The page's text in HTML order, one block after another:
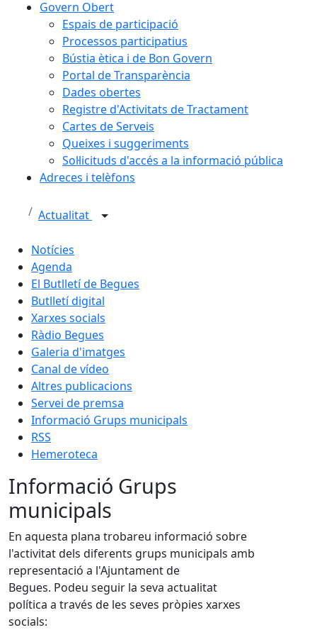
Govern Obert
Espais de participació
Processos participatius
Bústia ètica i de Bon Govern
Portal de Transparència
Dades obertes
Registre d'Activitats de Tractament
Cartes de Serveis
Queixes i suggeriments
Sol·licituds d'accés a la informació pública
Adreces i telèfons
Actualitat
Notícies
Agenda
El Butlletí de Begues
Butlletí digital
Xarxes socials
Ràdio Begues
Galeria d'imatges
Canal de vídeo
Altres publicacions
Servei de premsa
Informació Grups municipals
RSS
Hemeroteca
Informació Grups
municipals
En aquesta plana trobareu informació sobre
l'activitat dels diferents grups municipals amb
representació a l'Ajuntament de
Begues. Podeu seguir la seva actualitat
política a través de les seves pròpies xarxes
socials: